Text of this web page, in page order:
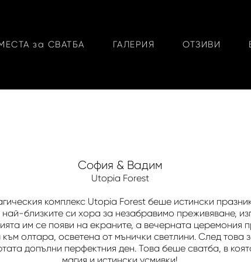
за СВАТБА ГАЛЕРИЯ ОТЗИВИ
София & Вадим
Utopia Forest
комплекс Utopia Forest беше истински
близките си хора за незабравимо преживяване,
им се появи на екраните, а вечерната церемония
олтара, осветена от мънички светлини. След това
допълни перфектния ден. Това беше сватба, в